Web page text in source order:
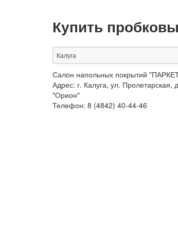
Купить
Калуга
Салон напольных покрытий
Адрес: г. Калуга, ул. Пролетарская,
"Орион"
Телефон: 8 (4842) 40-44-46